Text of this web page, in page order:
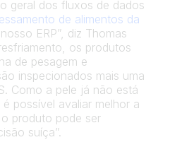
geral dos fluxos de dados
de alimentos da
ERP”, diz Thomas
os produtos
de pesagem e
inspecionados mais uma
Como a pele já não está
possível avaliar melhor a
produto pode ser
suíça”.